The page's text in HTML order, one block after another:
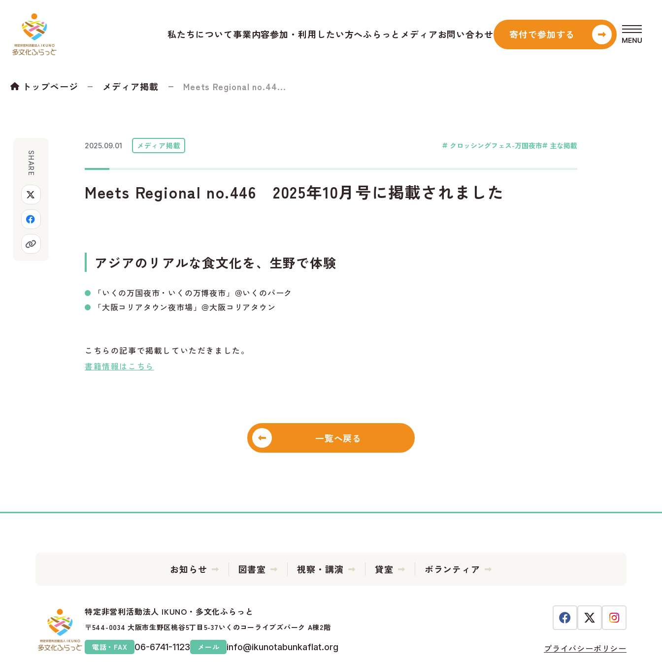
私たちについて事業内容参加・利用したい方へふらっとメディアお問い合わせ 寄付で参加する
トップページ メディア掲載 Meets Regional no.44...
2025.09.01 メディア掲載 クロッシングフェス-万国夜市 主な掲載
Meets Regional no.446 2025年10月号に掲載されました
アジアのリアルな食文化を、生野で体験
「いくの万国夜市・いくの万博夜市」＠いくのパーク
「大阪コリアタウン夜市場」＠大阪コリアタウン
こちらの記事で掲載していただきました。
書籍情報はこちら
一覧へ戻る
SHARE
お知らせ 図書室 視察・講演 貸室 ボランティア
特定非営利活動法人 IKUNO・多文化ふらっと
〒544-0034 大阪市生野区桃谷5丁目5-37いくのコーライブズパーク A棟2階
電話・FAX
06-6741-1123 メール info@ikunotabunkaflat.org プライバシーポリシー